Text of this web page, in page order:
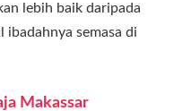
lebih baik daripada
ibadahnya semasa di
Makassar